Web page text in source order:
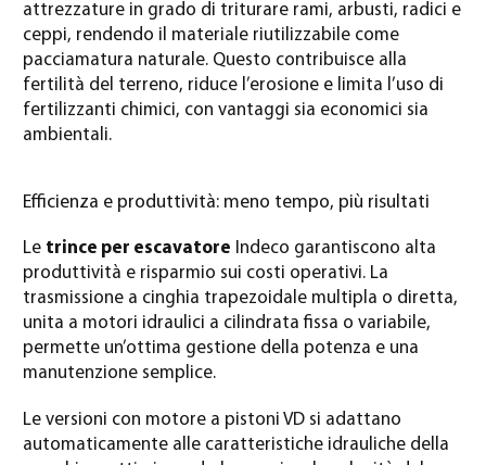
attrezzature in grado di triturare rami, arbusti, radici e
ceppi, rendendo il materiale riutilizzabile come
pacciamatura naturale. Questo contribuisce alla
fertilità del terreno, riduce l’erosione e limita l’uso di
fertilizzanti chimici, con vantaggi sia economici sia
ambientali.
Efficienza e produttività: meno tempo, più risultati
Le trince per escavatore Indeco garantiscono alta
produttività e risparmio sui costi operativi. La
trasmissione a cinghia trapezoidale multipla o diretta,
unita a motori idraulici a cilindrata fissa o variabile,
permette un’ottima gestione della potenza e una
manutenzione semplice.
Le versioni con motore a pistoni VD si adattano
automaticamente alle caratteristiche idrauliche della